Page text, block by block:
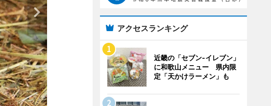
アクセスランキング
近畿の「セブン-イレブン」
に和歌山メニュー 県内限
定「天かけラーメン」も